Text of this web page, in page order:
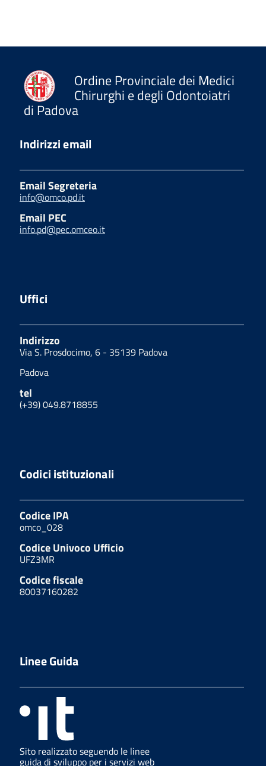
Ordine Provinciale dei Medici
Chirurghi e degli Odontoiatri
di Padova
Indirizzi email
Email Segreteria
info@omco.pd.it
Email PEC
info.pd@pec.omceo.it
Uffici
Indirizzo
Via S. Prosdocimo, 6 - 35139 Padova
Padova
tel
(+39) 049.8718855
Codici istituzionali
Codice IPA
omco_028
Codice Univoco Ufficio
UFZ3MR
Codice fiscale
80037160282
Linee Guida
Sito realizzato seguendo le linee
guida di sviluppo per i servizi web